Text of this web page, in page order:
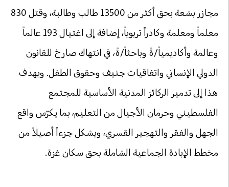
مجازر بشعة بحق أكثر من 13500 طالب وطالبة، وقتل 830
معلماً ومعلمة وكادراً تربوياً، إضافة إلى اغتيال 193 عالماً
وعالمة وأكاديمياً/ةً وباحثاً/ةً، في انتهاك صارخ للقانون
الدولي الإنساني واتفاقيات جنيف وحقوق الطفل. ويهدف
هذا إلى تدمير الركائز المدنية الأساسية للمجتمع
الفلسطيني وحرمان الأجيال من التعليم، بما يكرّس واقع
الجهل والفقر والتهجير القسري، ويشكل جزءاً أصيلاً من
مخطط الإبادة الجماعية الشاملة بحق سكان غزة.